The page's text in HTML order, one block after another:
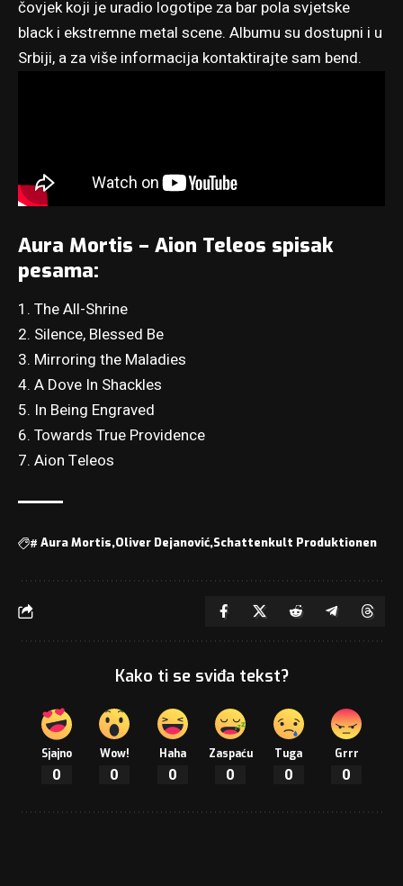
čovjek koji je uradio logotipe za bar pola svjetske
black i ekstremne metal scene. Albumu su dostupni i u
Srbiji, a za više informacija kontaktirajte sam bend.
Aura Mortis – Aion Teleos spisak
pesama:
1. The All-Shrine
2. Silence, Blessed Be
3. Mirroring the Maladies
4. A Dove In Shackles
5. In Being Engraved
6. Towards True Providence
7. Aion Teleos
# Aura Mortis Oliver Dejanović Schattenkult Produktionen
Kako ti se sviđa tekst?
Sjajno
0
Wow!
0
Haha
0
Zaspaću
0
Tuga
0
Grrr
0